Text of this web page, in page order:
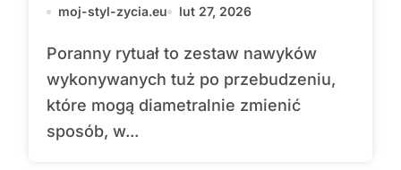
moj-styl-zycia.eu lut 27, 2026
Poranny rytuał to zestaw nawyków
wykonywanych tuż po przebudzeniu,
które mogą diametralnie zmienić
sposób, w...